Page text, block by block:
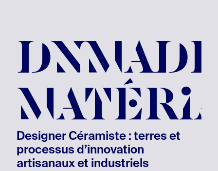
Designer Céramiste : terres et
processus d’innovation
artisanaux et industriels